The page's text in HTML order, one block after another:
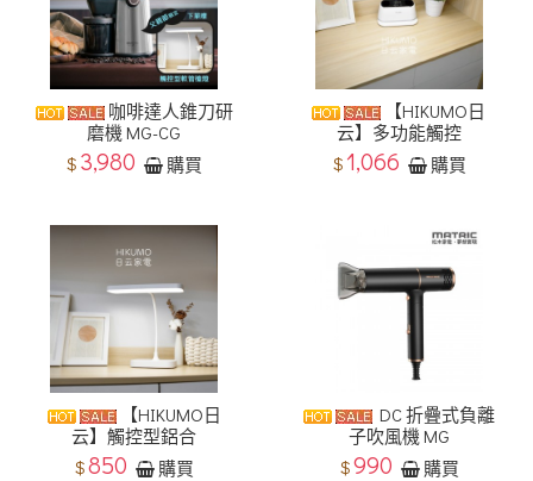
咖啡達人錐刀研
磨機 MG-CG
$ 3,980 購買
【HIKUMO日
云】多功能觸控
$ 1,066 購買
【HIKUMO日
云】觸控型鋁合
$850 購買
DC 折疊式負離
子吹風機 MG
$990 購買